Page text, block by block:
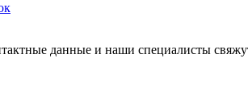
данные и наши специалисты